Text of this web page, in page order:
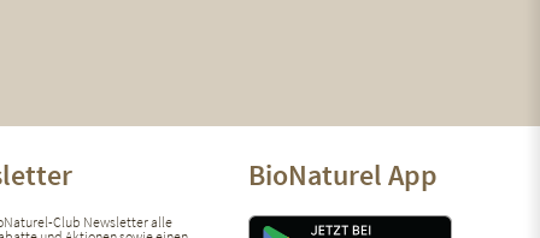
Club Newsletter alle
BioNaturel App